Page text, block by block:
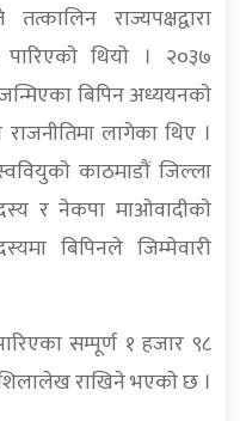
राज्यपक्षद्वारा
पारिएकाे थियाे । २०३७
बिपिन अध्ययनकाे
लागेका थिए ।
काठमाडाैं जिल्ला
र नेकपा माओवादीकाे
बिपिनले जिम्मेवारी
सम्पूर्ण १ हजार ९८
राखिने भएकाे छ ।